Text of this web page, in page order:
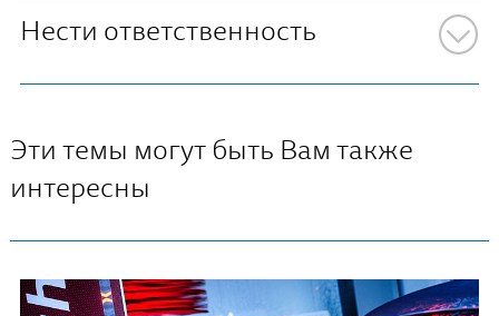
Нести ответственность
Эти темы могут быть Вам также
интересны